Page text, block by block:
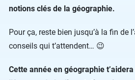
notions clés de la géographie.
Pour ça, reste bien jusqu’à la fin de
conseils qui t’attendent… 😉
Cette année en géographie